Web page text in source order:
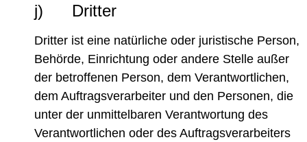
j) Dritter
Dritter ist eine natürliche oder juristische Person,
Behörde, Einrichtung oder andere Stelle außer
der betroffenen Person, dem Verantwortlichen,
dem Auftragsverarbeiter und den Personen, die
unter der unmittelbaren Verantwortung des
Verantwortlichen oder des Auftragsverarbeiters